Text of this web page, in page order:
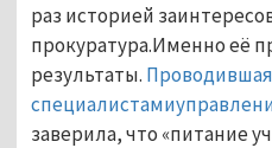
раз историей
прокуратура.Именно её
результаты.
заверила, что «питание